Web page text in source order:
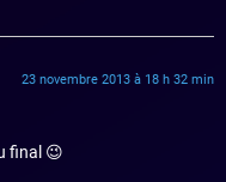
23 novembre 2013 à 18 h 32 min
final 😉